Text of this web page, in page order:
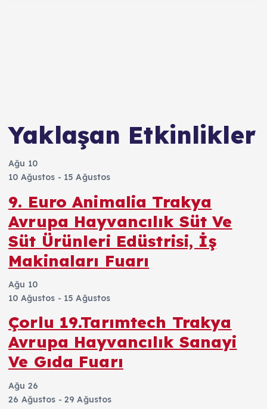
Yaklaşan Etkinlikler
Ağu 10
10 Ağustos - 15 Ağustos
9. Euro Animalia Trakya
Avrupa Hayvancılık Süt Ve
Süt Ürünleri Edüstrisi, İş
Makinaları Fuarı
Ağu 10
10 Ağustos - 15 Ağustos
Çorlu 19.Tarımtech Trakya
Avrupa Hayvancılık Sanayi
Ve Gıda Fuarı
Ağu 26
26 Ağustos - 29 Ağustos